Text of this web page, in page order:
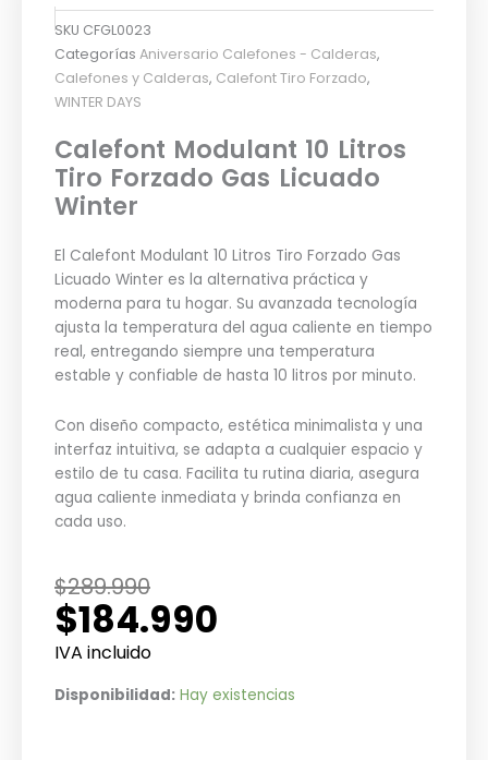
SKU CFGL0023
Categorías Aniversario Calefones - Calderas,
Calefones y Calderas, Calefont Tiro Forzado,
WINTER DAYS
Calefont Modulant 10 Litros
Tiro Forzado Gas Licuado
Winter
El Calefont Modulant 10 Litros Tiro Forzado Gas
Licuado Winter es la alternativa práctica y
moderna para tu hogar. Su avanzada tecnología
ajusta la temperatura del agua caliente en tiempo
real, entregando siempre una temperatura
estable y confiable de hasta 10 litros por minuto.
Con diseño compacto, estética minimalista y una
interfaz intuitiva, se adapta a cualquier espacio y
estilo de tu casa. Facilita tu rutina diaria, asegura
agua caliente inmediata y brinda confianza en
cada uso.
$289.990
El
precio
original
$289.990.
$184.990
El
precio
actual
$184.990.
IVA incluido
Disponibilidad: Hay existencias
Calefont